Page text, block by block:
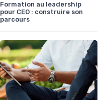
Formation au leadership
pour CEO : construire son
parcours